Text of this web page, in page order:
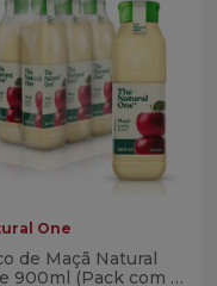
One
de Maçã Natural
900ml (Pack com 6